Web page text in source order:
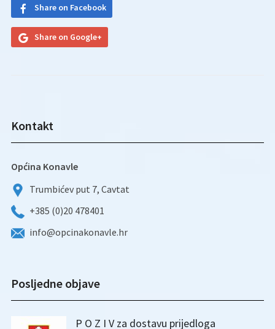
Share on Facebook
Share on Google+
Kontakt
Općina Konavle
Trumbićev put 7, Cavtat
+385 (0)20 478401
info@opcinakonavle.hr
Posljedne objave
P O Z I V za dostavu prijedloga